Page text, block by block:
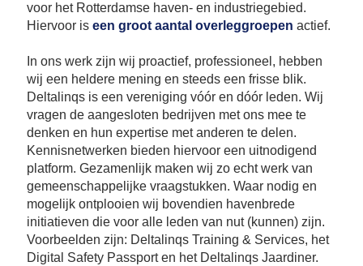
voor het Rotterdamse haven- en industriegebied.
Hiervoor is een groot aantal overleggroepen actief.
In ons werk zijn wij proactief, professioneel, hebben
wij een heldere mening en steeds een frisse blik.
Deltalinqs is een vereniging vóór en dóór leden. Wij
vragen de aangesloten bedrijven met ons mee te
denken en hun expertise met anderen te delen.
Kennisnetwerken bieden hiervoor een uitnodigend
platform. Gezamenlijk maken wij zo echt werk van
gemeenschappelijke vraagstukken. Waar nodig en
mogelijk ontplooien wij bovendien havenbrede
initiatieven die voor alle leden van nut (kunnen) zijn.
Voorbeelden zijn: Deltalinqs Training & Services, het
Digital Safety Passport en het Deltalinqs Jaardiner.